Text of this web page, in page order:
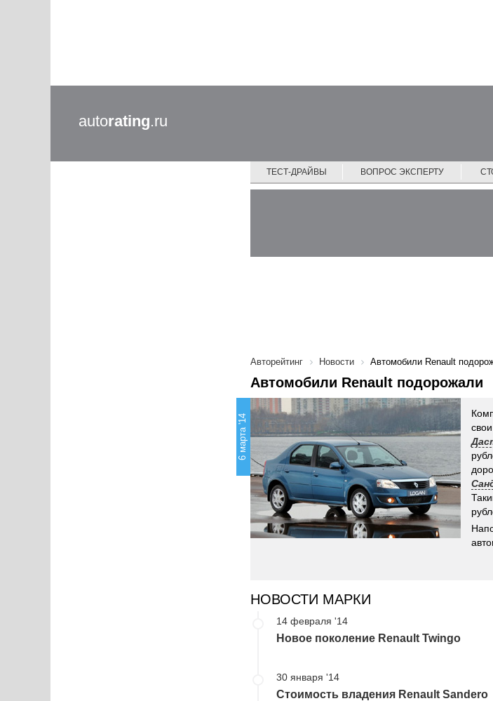
autorating.ru
ТЕСТ-ДРАЙВЫ ВОПРОС ЭКСПЕРТУ
Авторейтинг Новости Автомобили Renault
Автомобили Renault подорожали
6 марта '14
НОВОСТИ МАРКИ
14 февраля '14
Новое поколение Renault Twingo
30 января '14
Стоимость владения Renault Sandero